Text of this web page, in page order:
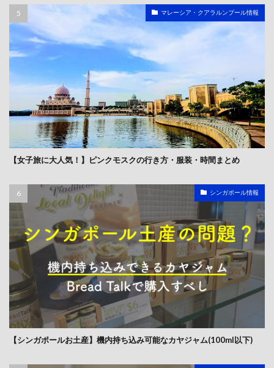
マレーシア・クアラルンプール情報
【女子旅に大人気！】ピンクモスクの行き方・服装・時間まとめ
シンガポール情報
【シンガポールお土産】機内持ち込み可能なカヤジャム(100ml以下)